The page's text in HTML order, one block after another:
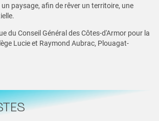
paysage, afin de rêver un territoire, une
du Conseil Général des Côtes-d'Armor pour la
Lucie et Raymond Aubrac, Plouagat-